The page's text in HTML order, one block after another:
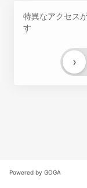
特異なアクセス
す
›
Powered by GOGA